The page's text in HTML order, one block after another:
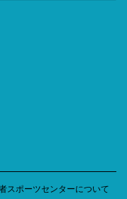
スポーツセンターについて